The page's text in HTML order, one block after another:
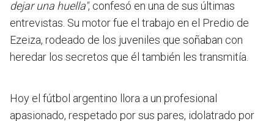
dejar una huella", confesó en una de sus últimas
entrevistas. Su motor fue el trabajo en el Predio de
Ezeiza, rodeado de los juveniles que soñaban con
heredar los secretos que él también les transmitía.
Hoy el fútbol argentino llora a un profesional
apasionado, respetado por sus pares, idolatrado por